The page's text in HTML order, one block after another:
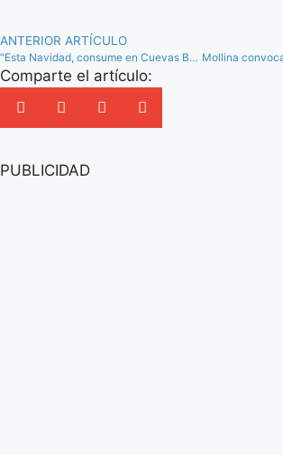
ANTERIOR ARTÍCULO
“Esta Navidad, consume en Cuevas Bajas” donde se sorteará 1.400 euros en premios
Comparte el artículo:
PUBLICIDAD